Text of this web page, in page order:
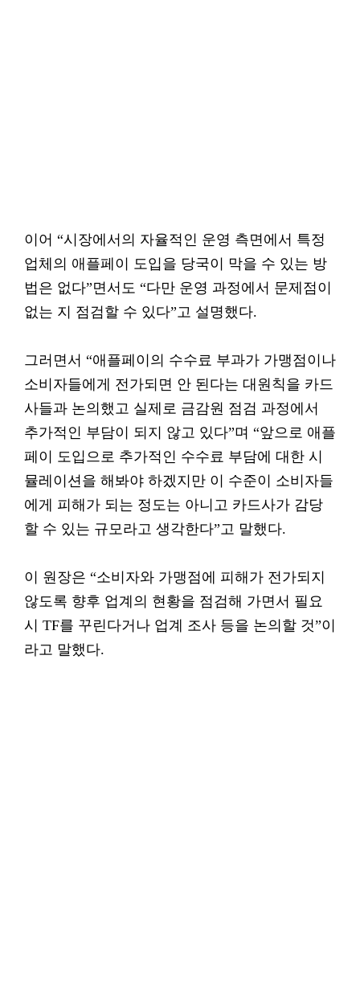
이어 “시장에서의 자율적인 운영 측면에서 특정
업체의 애플페이 도입을 당국이 막을 수 있는 방
법은 없다”면서도 “다만 운영 과정에서 문제점이
없는 지 점검할 수 있다”고 설명했다.
그러면서 “애플페이의 수수료 부과가 가맹점이나
소비자들에게 전가되면 안 된다는 대원칙을 카드
사들과 논의했고 실제로 금감원 점검 과정에서
추가적인 부담이 되지 않고 있다”며 “앞으로 애플
페이 도입으로 추가적인 수수료 부담에 대한 시
뮬레이션을 해봐야 하겠지만 이 수준이 소비자들
에게 피해가 되는 정도는 아니고 카드사가 감당
할 수 있는 규모라고 생각한다”고 말했다.
이 원장은 “소비자와 가맹점에 피해가 전가되지
않도록 향후 업계의 현황을 점검해 가면서 필요
시 TF를 꾸린다거나 업계 조사 등을 논의할 것”이
라고 말했다.